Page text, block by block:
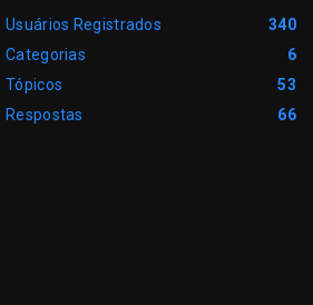
Usuários Registrados
340
Categorias
6
Tópicos
53
Respostas
66